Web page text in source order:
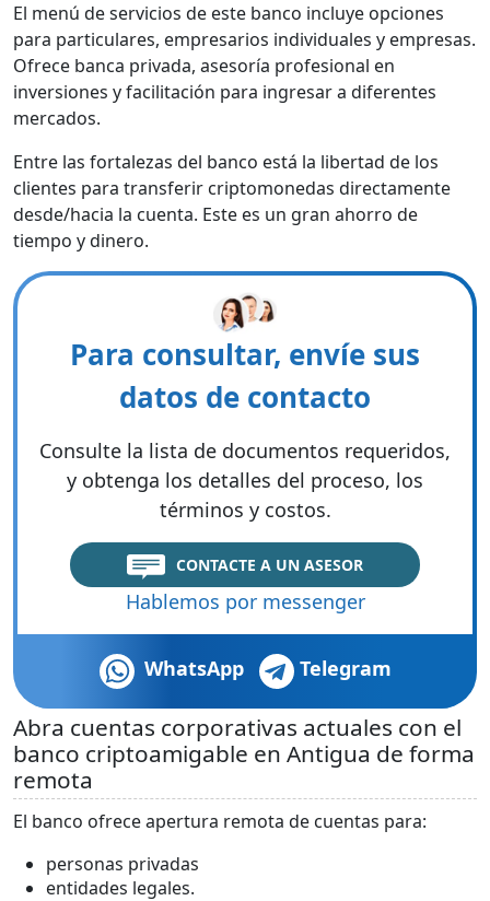
El menú de servicios de este banco incluye opciones
para particulares, empresarios individuales y empresas.
Ofrece banca privada, asesoría profesional en
inversiones y facilitación para ingresar a diferentes
mercados.
Entre las fortalezas del banco está la libertad de los
clientes para transferir criptomonedas directamente
desde/hacia la cuenta. Este es un gran ahorro de
tiempo y dinero.
Para consultar, envíe sus
datos de contacto
Consulte la lista de documentos requeridos,
y obtenga los detalles del proceso, los
términos y costos.
CONTACTE A UN ASESOR
Hablemos por messenger
WhatsApp Telegram
Abra cuentas corporativas actuales con el
banco criptoamigable en Antigua de forma
remota
El banco ofrece apertura remota de cuentas para:
personas privadas
entidades legales.